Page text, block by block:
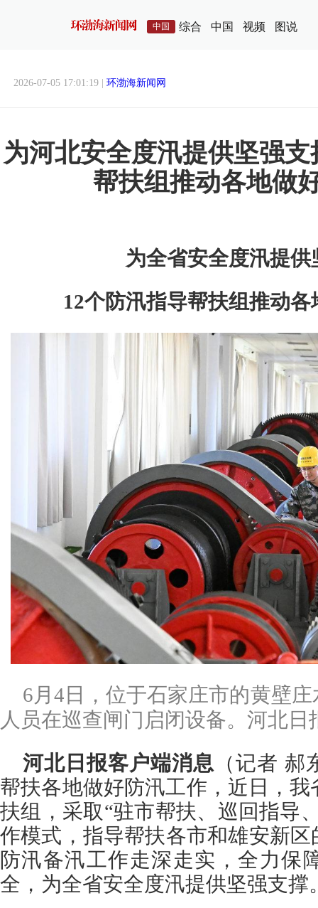
中国 综合 中国 视频 图说
2026-07-05 17:01:19 | 环渤海新闻网
为河北安全度汛提供坚强
帮扶组推动各地做
为全省安全度汛提供
12个防汛指导帮扶组推动
6月4日，位于石家庄市的黄壁
人员在巡查闸门启闭设备。河北日
河北日报客户端消息 （记者
帮扶各地做好防汛工作，近日，
扶组，采取“驻市帮扶、巡回指导
作模式，指导帮扶各市和雄安新
防汛备汛工作走深走实，全力保
全，为全省安全度汛提供坚强支撑